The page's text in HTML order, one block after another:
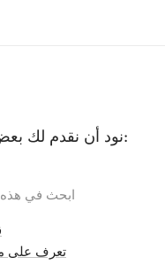
نود أن نقدم لك بعض البدائل بينما نقوم بإصلاح الخطأ:
ابحث في هذه
تعرف على